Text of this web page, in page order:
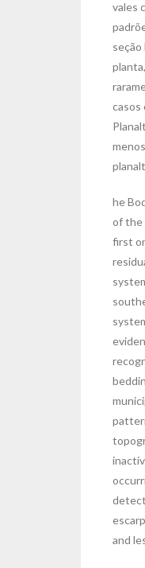
vales
seção
casos
he
of the
first
and